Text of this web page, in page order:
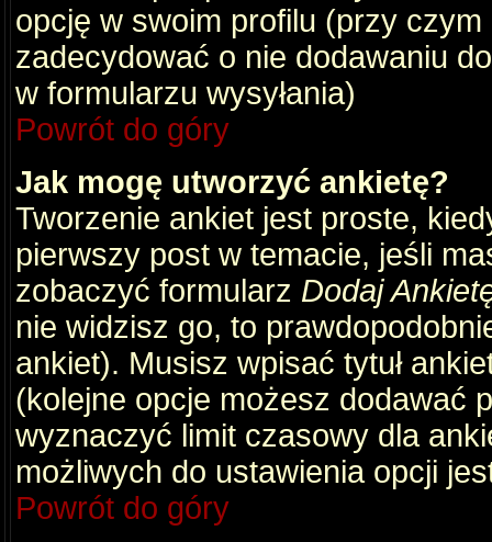
opcję w swoim profilu (przy
zadecydować o nie dodawaniu
w formularzu wysyłania)
Powrót do góry
Jak mogę utworzyć ankietę?
Tworzenie ankiet jest proste,
pierwszy post w temacie, jeśli
zobaczyć formularz Dodaj
nie widzisz go, to
ankiet). Musisz wpisać tytuł
(kolejne opcje możesz dodawać
wyznaczyć limit czasowy dla
możliwych do ustawienia opcji
Powrót do góry